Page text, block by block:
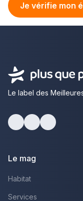
Je vérifie mon
Le label des
Le mag
Habitat
Services